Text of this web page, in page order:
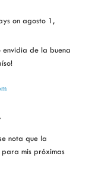
on agosto 1,
envidia de la buena
nota que la
para mis próximas